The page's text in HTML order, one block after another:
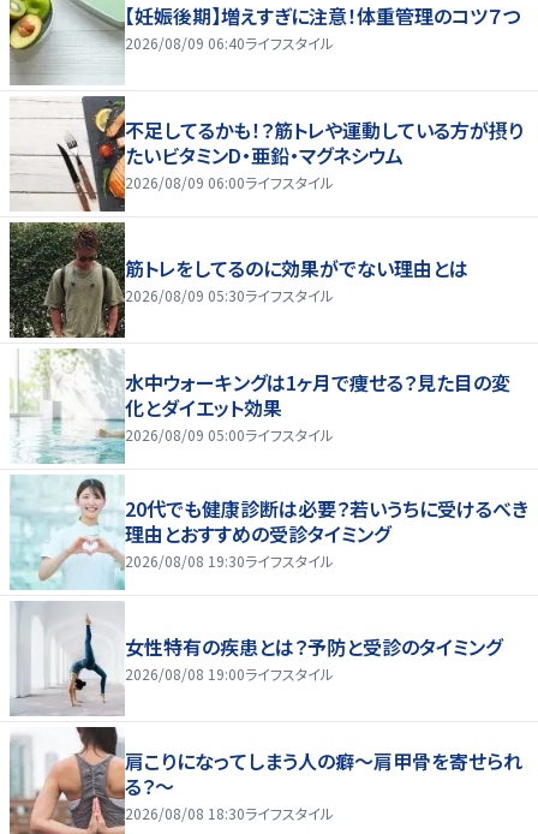
【妊娠後期】増えすぎに注意！体重管理のコツ７つ
2026/08/09 06:40ライフスタイル
不足してるかも！？筋トレや運動している方が摂り
たいビタミンD・亜鉛・マグネシウム
2026/08/09 06:00ライフスタイル
筋トレをしてるのに効果がでない理由とは
2026/08/09 05:30ライフスタイル
水中ウォーキングは1ヶ月で痩せる？見た目の変
化とダイエット効果
2026/08/09 05:00ライフスタイル
20代でも健康診断は必要？若いうちに受けるべき
理由とおすすめの受診タイミング
2026/08/08 19:30ライフスタイル
女性特有の疾患とは？予防と受診のタイミング
2026/08/08 19:00ライフスタイル
肩こりになってしまう人の癖～肩甲骨を寄せられ
る？～
2026/08/08 18:30ライフスタイル